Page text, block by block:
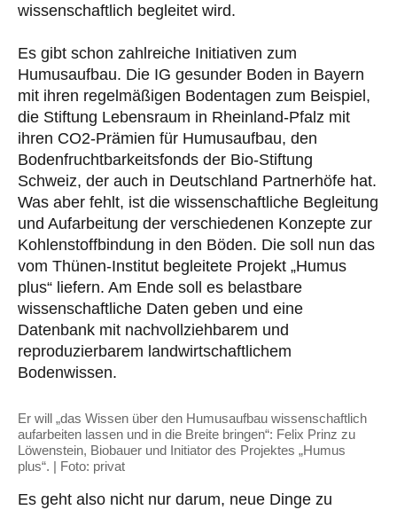
wissenschaftlich begleitet wird.
Es gibt schon zahlreiche Initiativen zum
Humusaufbau. Die IG gesunder Boden in Bayern
mit ihren regelmäßigen Bodentagen zum Beispiel,
die Stiftung Lebensraum in Rheinland-Pfalz mit
ihren CO2-Prämien für Humusaufbau, den
Bodenfruchtbarkeitsfonds der Bio-Stiftung
Schweiz, der auch in Deutschland Partnerhöfe hat.
Was aber fehlt, ist die wissenschaftliche Begleitung
und Aufarbeitung der verschiedenen Konzepte zur
Kohlenstoffbindung in den Böden. Die soll nun das
vom Thünen-Institut begleitete Projekt „Humus
plus“ liefern. Am Ende soll es belastbare
wissenschaftliche Daten geben und eine
Datenbank mit nachvollziehbarem und
reproduzierbarem landwirtschaftlichem
Bodenwissen.
Er will „das Wissen über den Humusaufbau wissenschaftlich
aufarbeiten lassen und in die Breite bringen“: Felix Prinz zu
Löwenstein, Biobauer und Initiator des Projektes „Humus
plus“. | Foto: privat
Es geht also nicht nur darum, neue Dinge zu